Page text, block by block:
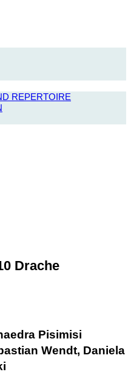
REPERTOIRE
Drache
Pisimisi
Wendt, Daniela